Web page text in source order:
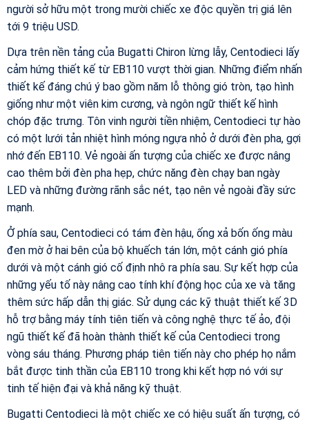
người sở hữu một trong mười chiếc xe độc quyền trị giá lên
tới 9 triệu USD.
Dựa trên nền tảng của Bugatti Chiron lừng lẫy, Centodieci lấy
cảm hứng thiết kế từ EB110 vượt thời gian. Những điểm nhấn
thiết kế đáng chú ý bao gồm năm lỗ thông gió tròn, tạo hình
giống như một viên kim cương, và ngôn ngữ thiết kế hình
chóp đặc trưng. Tôn vinh người tiền nhiệm, Centodieci tự hào
có một lưới tản nhiệt hình móng ngựa nhỏ ở dưới đèn pha, gợi
nhớ đến EB110. Vẻ ngoài ấn tượng của chiếc xe được nâng
cao thêm bởi đèn pha hẹp, chức năng đèn chạy ban ngày
LED và những đường rãnh sắc nét, tạo nên vẻ ngoài đầy sức
mạnh.
Ở phía sau, Centodieci có tám đèn hậu, ống xả bốn ống màu
đen mờ ở hai bên của bộ khuếch tán lớn, một cánh gió phía
dưới và một cánh gió cố định nhô ra phía sau. Sự kết hợp của
những yếu tố này nâng cao tính khí động học của xe và tăng
thêm sức hấp dẫn thị giác. Sử dụng các kỹ thuật thiết kế 3D
hỗ trợ bằng máy tính tiên tiến và công nghệ thực tế ảo, đội
ngũ thiết kế đã hoàn thành thiết kế của Centodieci trong
vòng sáu tháng. Phương pháp tiên tiến này cho phép họ nắm
bắt được tinh thần của EB110 trong khi kết hợp nó với sự
tinh tế hiện đại và khả năng kỹ thuật.
Bugatti Centodieci là một chiếc xe có hiệu suất ấn tượng, có